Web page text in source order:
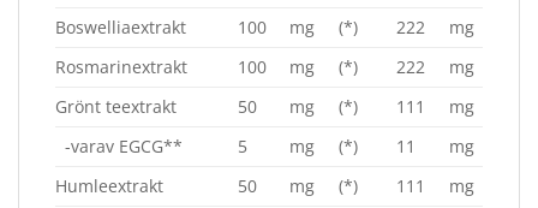
Boswelliaextrakt
100 mg (*) 222
mg
Rosmarinextrakt
100 mg (*) 222
mg
Grönt teextrakt
50 mg (*) 111
mg
-varav EGCG**
5 mg (*) 11
mg
Humleextrakt
50 mg (*) 111 mg